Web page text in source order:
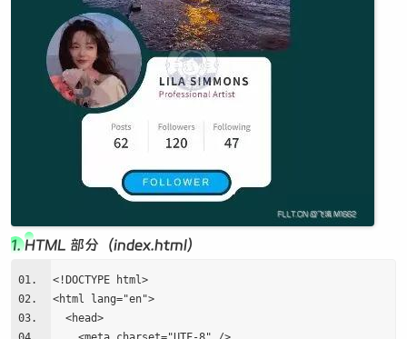
1. HTML 部分（index.html）
<!DOCTYPE html>
<html lang="en">
<head>